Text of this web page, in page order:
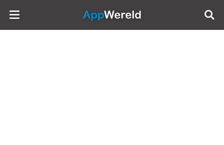
AppWereld